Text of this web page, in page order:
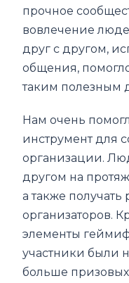
прочное
вовлечение
друг с другом,
общения,
таким полезным
Нам очень
инструмент для
организации.
другом на
а также
организаторов.
элементы
участники были
больше